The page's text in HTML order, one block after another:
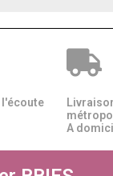
l'écoute
A